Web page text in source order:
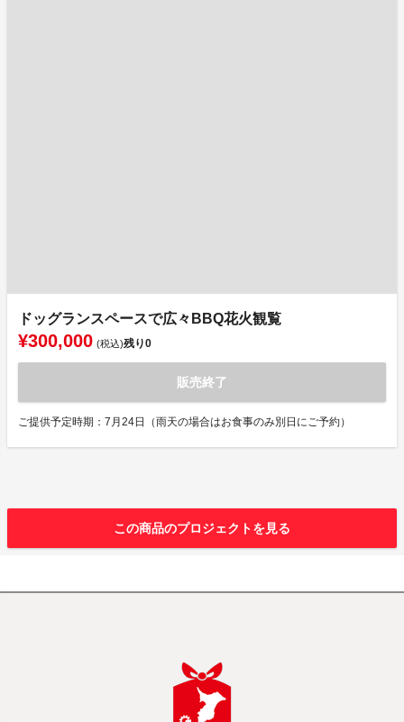
ドッグランスペースで広々BBQ花火観覧
¥300,000 (税込)残り0
販売終了
ご提供予定時期：7月24日（雨天の場合はお食事のみ別日にご予約）
この商品のプロジェクトを見る